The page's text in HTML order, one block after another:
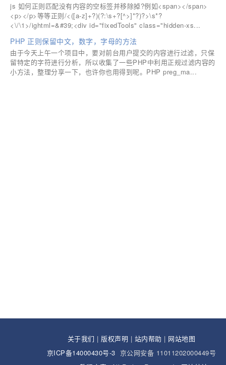
js 如何正则匹配没有内容的空标签并移除掉?例如<span></span>
<p></p>等等正则/<([a-z]+?)(?:\s+?[^>]*?)?>\s*?
<\/\1>/ightml=&#39;<div id="fixedTools" class="hidden-xs...
PHP 正则保留中文，数字，字母的方法
由于今天上午一个项目中，要对前台用户提交的内容进行过滤，只保
留特定的字符进行分析，所以收集了一些PHP中利用正规过滤内容的
小方法，整理分享一下，也许你也用得到呢。PHP preg_ma...
关于我们 | 版权声明 | 站内帮助 | 网站地图
京ICP备14000430号-3 京公网安备 11011202000449号